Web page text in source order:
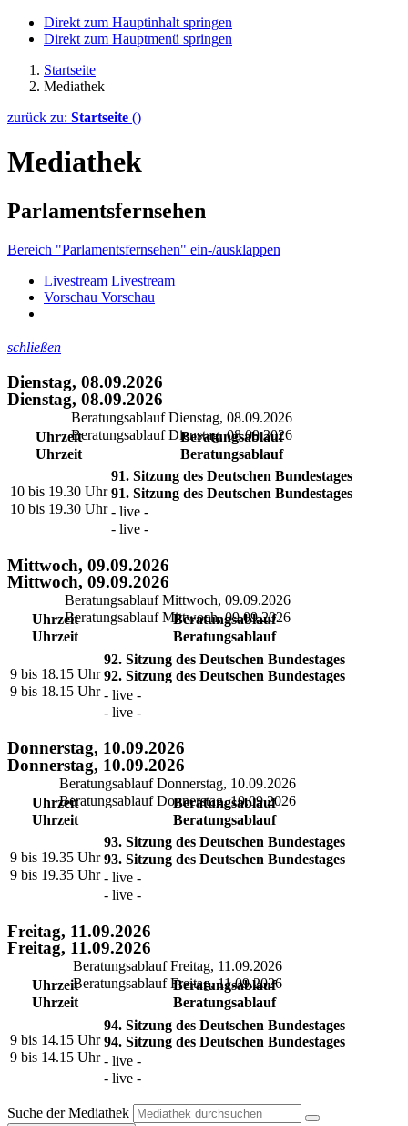
Direkt zum Hauptinhalt springen
Direkt zum Hauptmenü springen
Startseite
Mediathek
zurück zu: Startseite ()
Mediathek
Parlamentsfernsehen
Bereich "Parlamentsfernsehen" ein-/ausklappen
Livestream Livestream
Vorschau Vorschau
schließen
Dienstag, 08.09.2026
Beratungsablauf Dienstag, 08.09.2026
Uhrzeit
Beratungsablauf
10 bis 19.30 Uhr
91. Sitzung des Deutschen Bundestages
- live -
Mittwoch, 09.09.2026
Beratungsablauf Mittwoch, 09.09.2026
Uhrzeit
Beratungsablauf
9 bis 18.15 Uhr
92. Sitzung des Deutschen Bundestages
- live -
Donnerstag, 10.09.2026
Beratungsablauf Donnerstag, 10.09.2026
Uhrzeit
Beratungsablauf
9 bis 19.35 Uhr
93. Sitzung des Deutschen Bundestages
- live -
Freitag, 11.09.2026
Beratungsablauf Freitag, 11.09.2026
Uhrzeit
Beratungsablauf
9 bis 14.15 Uhr
94. Sitzung des Deutschen Bundestages
- live -
Dienstag, 08.09.2026
Beratungsablauf Dienstag, 08.09.2026
Uhrzeit
Beratungsablauf
10 bis 19.30 Uhr
91. Sitzung des Deutschen Bundestages
- live -
Mittwoch, 09.09.2026
Beratungsablauf Mittwoch, 09.09.2026
Uhrzeit
Beratungsablauf
9 bis 18.15 Uhr
92. Sitzung des Deutschen Bundestages
- live -
Donnerstag, 10.09.2026
Beratungsablauf Donnerstag, 10.09.2026
Uhrzeit
Beratungsablauf
9 bis 19.35 Uhr
93. Sitzung des Deutschen Bundestages
- live -
Freitag, 11.09.2026
Beratungsablauf Freitag, 11.09.2026
Uhrzeit
Beratungsablauf
9 bis 14.15 Uhr
94. Sitzung des Deutschen Bundestages
- live -
Suche der Mediathek